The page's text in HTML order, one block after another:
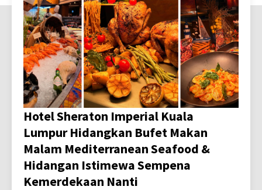
Hotel Sheraton Imperial Kuala
Lumpur Hidangkan Bufet Makan
Malam Mediterranean Seafood &
Hidangan Istimewa Sempena
Kemerdekaan Nanti